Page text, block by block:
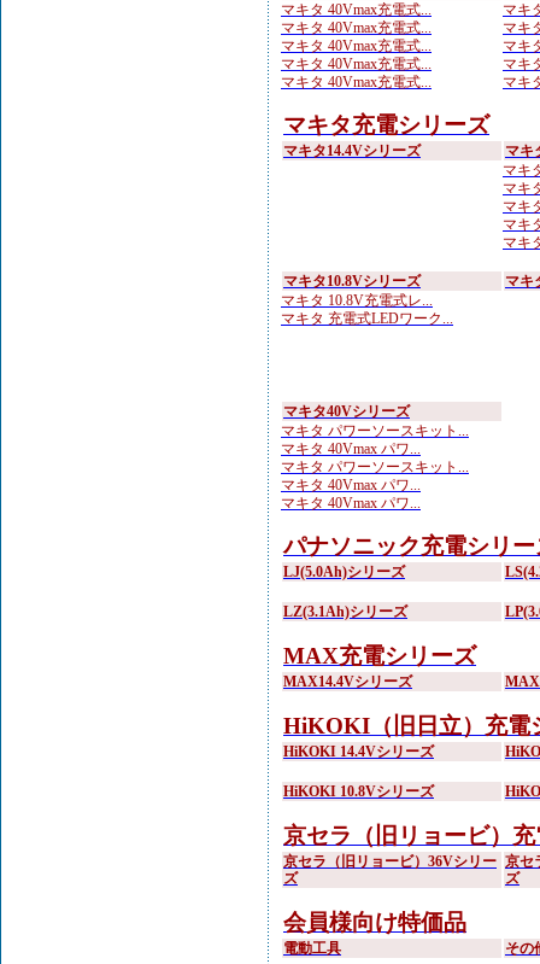
マキタ 40Vmax充電式...
マキタ 40Vmax充電式...
マキタ 40Vmax充電式...
マキタ 40Vmax充電式...
マキタ 40Vmax充電式...
マキ
マキ
マキ
マキ
マキ
マキタ充電シリーズ
マキタ14.4Vシリーズ
マキ
マキ
マキ
マキ
マキ
マキ
マキタ10.8Vシリーズ
マキタ 10.8V充電式レ...
マキタ 充電式LEDワーク...
マキ
マキタ40Vシリーズ
マキタ パワーソースキット...
マキタ 40Vmax パワ...
マキタ パワーソースキット...
マキタ 40Vmax パワ...
マキタ 40Vmax パワ...
パナソニック充電シリー
LJ(5.0Ah)シリーズ
LZ(3.1Ah)シリーズ
MAX充電シリーズ
MAX14.4Vシリーズ
HiKOKI（旧日立）充電
HiKOKI 14.4Vシリーズ
HiKOKI 10.8Vシリーズ
京セラ（旧リョービ）
京セラ（旧リョービ）36Vシリー
ズ
京セ
ズ
会員様向け特価品
電動工具 その